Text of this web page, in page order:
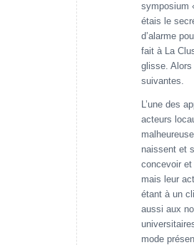
symposium
étais le
d’alarme
fait à La
glisse.
suivantes.
L’une des
acteurs
naissent et
concevoir
mais leur
étant à un
aussi aux
mode